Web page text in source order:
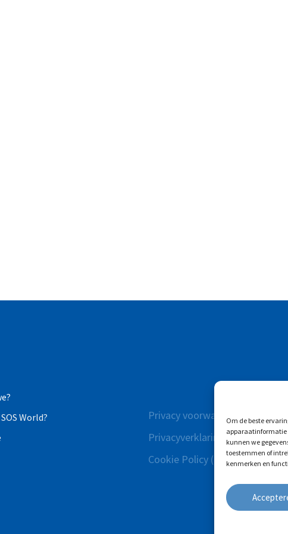
Om de beste
apparaatinformatie
kunnen we
toestemmen of
kenmerken en
World?
Privacy voorwaarden
Privacyverklaring
Cookie Policy (EU)